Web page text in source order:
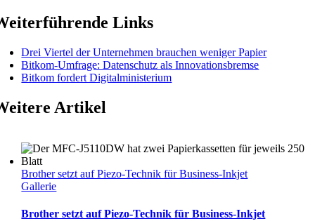
Links
Drei Viertel der Unternehmen brauchen weniger Papier
Bitkom-Umfrage: Datenschutz als Innovationsbremse
Bitkom fordert Digitalministerium
Artikel
Brother setzt auf Piezo-Technik für Business-Inkjet
Gallerie
Brother setzt auf Piezo-Technik für Business-Inkjet